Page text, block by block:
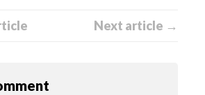
Next article →